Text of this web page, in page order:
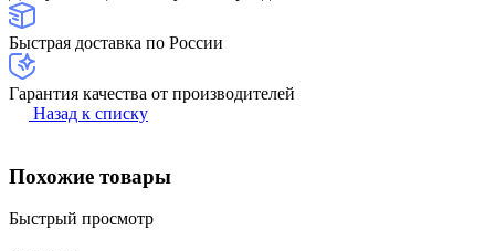
Быстрая доставка по России
Гарантия качества от производителей
Назад к списку
Похожие товары
Быстрый просмотр